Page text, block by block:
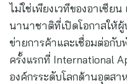
ไม่ใช่เพียงเวทีของอาเซีย
นานาชาติที่เปิดโอกาสให้
ข่ายการค้าและเชื่อมต่อกั
ครั้งแรกที่ International
องค์กรระดับโลกด้านอุตสา